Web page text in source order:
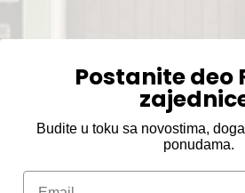
Postanite deo
Budite u toku sa novostima,
ponudama.
Email